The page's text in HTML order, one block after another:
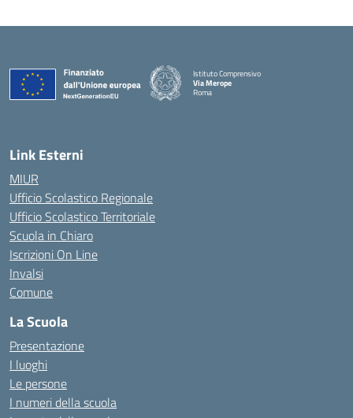
Istituto Comprensivo
Via Merope
Roma
Link Esterni
MIUR
Ufficio Scolastico Regionale
Ufficio Scolastico Territoriale
Scuola in Chiaro
Iscrizioni On Line
Invalsi
Comune
La Scuola
Presentazione
I luoghi
Le persone
I numeri della scuola